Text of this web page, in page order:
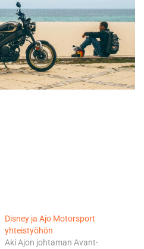
Disney ja Ajo Motorsport
yhteistyöhön
Aki Ajon johtaman Avant-